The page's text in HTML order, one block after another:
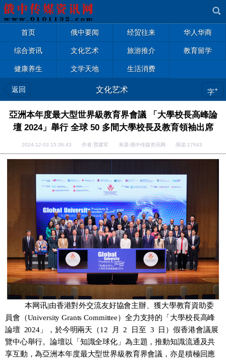
首页 俄中要闻 经贸往来 华人华商
综合资讯 文化艺术 旅游推介 教育留学
健康养生 文学天地 生活消费
返回 文化艺术 字+
亞洲本年度最大型世界級教育界會議 「大學校長高峰論
壇 2024」舉行 全球 50 多間大學校長及教育領袖出席
2024-12-03 15:36:43 作者:贾建军 来源:俄中传媒资讯网 阅读:17643
本网讯|由香港對外交流友好協會主辦、獲大學教育資助委
員會（University Grants Committee）全力支持的「大學校長高峰
論壇 2024 」，於今明兩天 （12 月 2 日至 3 日 ）假香港會議展
覽中心舉行。論壇以「知識全球化」為主題，推動知識流通及共
享互動，為亞洲本年度最大型世界級教育界會議，亦是積極回應